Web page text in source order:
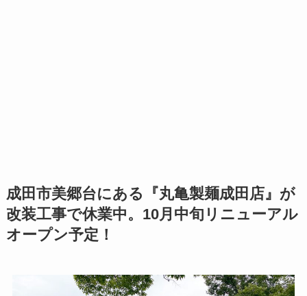
成田市美郷台にある『丸亀製麺成田店』が
改装工事で休業中。10月中旬リニューアル
オープン予定！